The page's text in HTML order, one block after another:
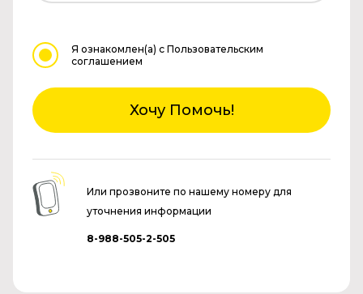
Я ознакомлен(а) с Пользовательским
соглашением
Хочу Помочь!
Или прозвоните по нашему номеру для
уточнения информации
8-988-505-2-505